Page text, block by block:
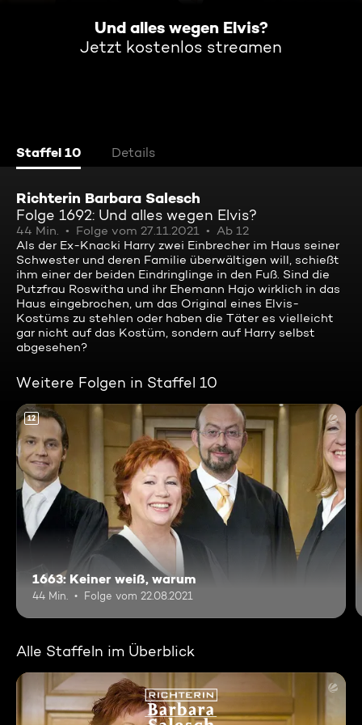
Und alles wegen Elvis?
Jetzt kostenlos streamen
Staffel 10 Details
Richterin Barbara Salesch
Folge 1692: Und alles wegen Elvis?
44 Min. Folge vom 27.11.2021
Ab 12
Als der Ex-Knacki Harry zwei Einbrecher im Haus seiner
Schwester und deren Familie überwältigen will, schießt
ihm einer der beiden Eindringlinge in den Fuß. Sind die
Putzfrau Roswitha und ihr Ehemann Hajo wirklich in das
Haus eingebrochen, um das Original eines Elvis-
Kostüms zu stehlen oder haben die Täter es vielleicht
gar nicht auf das Kostüm, sondern auf Harry selbst
abgesehen?
Weitere Folgen in Staffel 10
12
1663: Keiner weiß, warum
44 Min. Folge vom 22.08.2021
Alle Staffeln im Überblick